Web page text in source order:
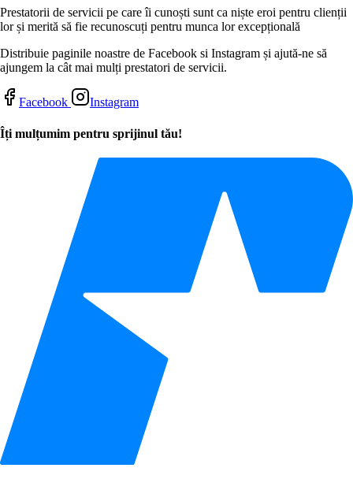
Prestatorii de servicii pe care îi cunoști sunt ca niște eroi pentru clienții
lor și merită să fie recunoscuți pentru munca lor excepțională
Distribuie paginile noastre de Facebook si Instagram și ajută-ne să
ajungem la cât mai mulți prestatori de servicii.
Facebook Instagram
Îți mulțumim pentru sprijinul tău!